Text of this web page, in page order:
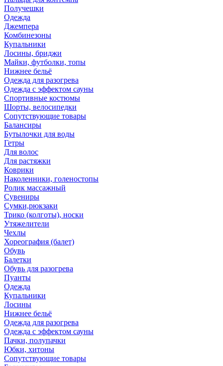
Получешки
Одежда
Джемпера
Комбинезоны
Купальники
Лосины, бриджи
Майки, футболки, топы
Нижнее бельё
Одежда для разогрева
Одежда с эффектом сауны
Спортивные костюмы
Шорты, велосипедки
Сопутствующие товары
Балансиры
Бутылочки для воды
Гетры
Для волос
Для растяжки
Коврики
Наколенники, голеностопы
Ролик массажный
Сувениры
Сумки,рюкзаки
Трико (колготы), носки
Утяжелители
Чехлы
Хореография (балет)
Обувь
Балетки
Обувь для разогрева
Пуанты
Одежда
Купальники
Лосины
Нижнее бельё
Одежда для разогрева
Одежда с эффектом сауны
Пачки, полупачки
Юбки, хитоны
Сопутствующие товары